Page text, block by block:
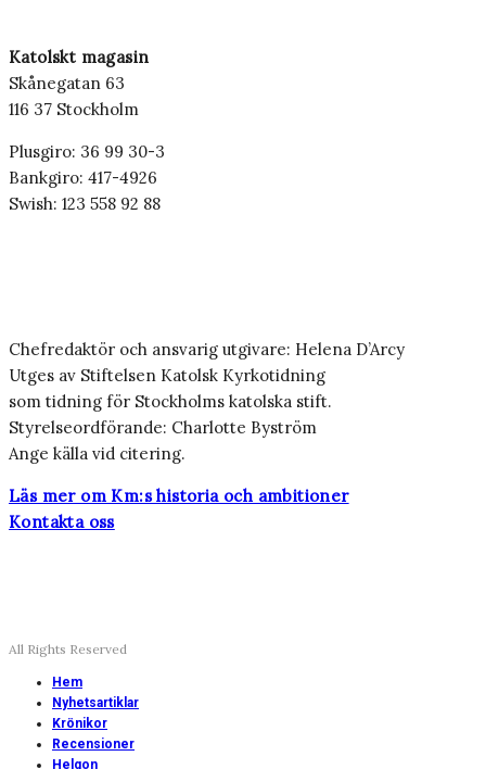
Katolskt magasin
Skånegatan 63
116 37 Stockholm
Plusgiro: 36 99 30-3
Bankgiro: 417-4926
Swish: 123 558 92 88
Chefredaktör och ansvarig utgivare: Helena D’Arcy
Utges av Stiftelsen Katolsk Kyrkotidning
som tidning för Stockholms katolska stift.
Styrelseordförande: Charlotte Byström
Ange källa vid citering.
Läs mer om Km:s historia och ambitioner
Kontakta oss
All Rights Reserved
Hem
Nyhetsartiklar
Krönikor
Recensioner
Helgon